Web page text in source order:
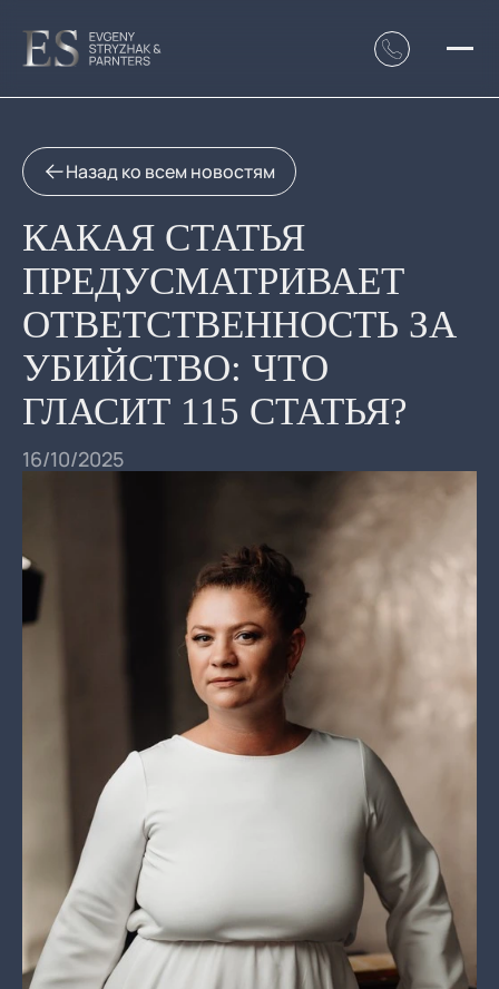
Назад ко всем новостям
КАКАЯ СТАТЬЯ
ПРЕДУСМАТРИВАЕТ
ОТВЕТСТВЕННОСТЬ ЗА
УБИЙСТВО: ЧТО
ГЛАСИТ 115 СТАТЬЯ?
16/10/2025